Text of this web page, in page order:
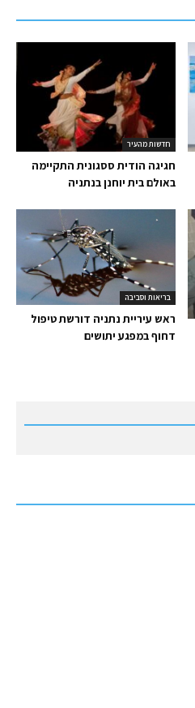
חדשות מהעיר
חגיגה הודית ססגונית התקיימה
באולם בית יוחנן בנתניה
בריאות וסביבה
ראש עיריית נתניה דורשת טיפול
דחוף במפגע יתושים